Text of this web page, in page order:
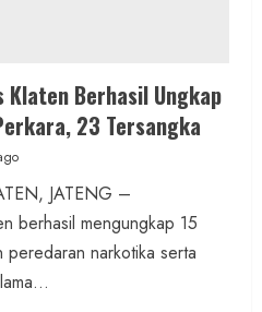
Berhasil Ungkap
23 Tersangka
JATENG –
berhasil mengungkap 15
peredaran narkotika serta